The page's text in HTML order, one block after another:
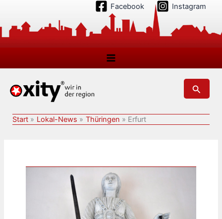
springen
Facebook Instagram
Suchen
Start Lokal-News Thüringen Erfurt